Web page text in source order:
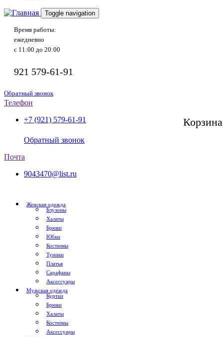
Toggle navigation
Время работы:
ежедневно
с 11:00 до 20:00
921 579-61-91
Обратный звонок
Корзина
Телефон
+7 (921) 579-61-91
Обратный звонок
Почта
9043470@list.ru
Женская одежда
Блузоны
Халаты
Брюки
Юбки
Костюмы
Туники
Платья
Сарафаны
Аксессуары
Мужская одежда
Куртки
Брюки
Халаты
Костюмы
Аксессуары